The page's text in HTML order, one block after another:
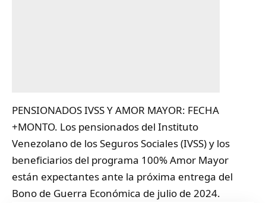
PENSIONADOS IVSS Y AMOR MAYOR: FECHA
+MONTO. Los pensionados del Instituto
Venezolano de los Seguros Sociales (IVSS) y los
beneficiarios del programa 100% Amor Mayor
están expectantes ante la próxima entrega del
Bono de Guerra Económica de julio de 2024.